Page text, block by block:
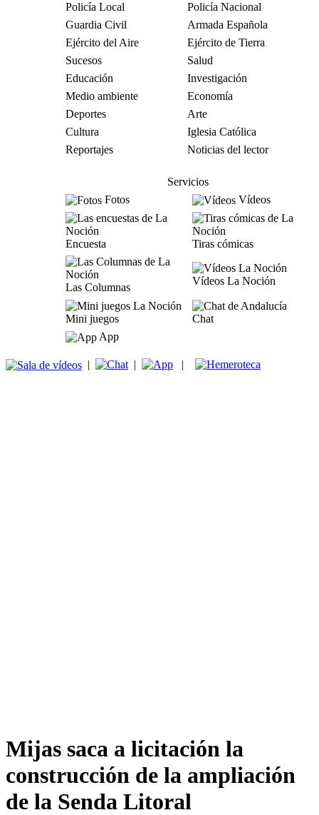
Policía Local
Policía Nacional
Guardia Civil
Armada Española
Ejército del Aire
Ejército de Tierra
Sucesos
Salud
Educación
Investigación
Medio ambiente
Economía
Deportes
Arte
Cultura
Iglesia Católica
Reportajes
Noticias del lector
Servicios
Fotos
Vídeos
Encuesta Tiras cómicas
Las Columnas
Vídeos La Noción
Mini juegos
Chat
App
| | |
Mijas saca a licitación la
construcción de la ampliación
de la Senda Litoral